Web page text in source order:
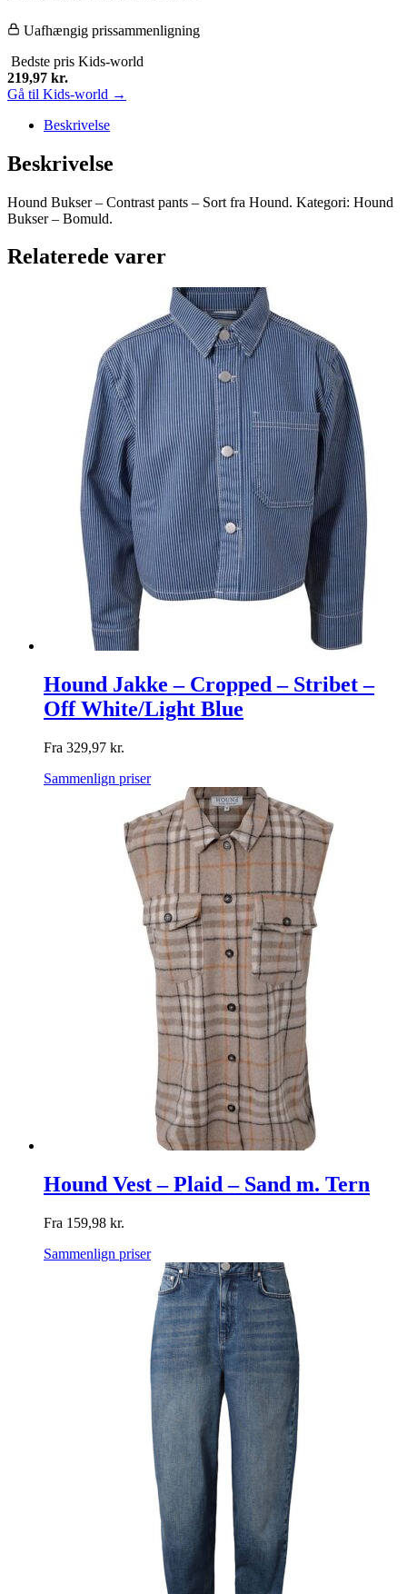
Uafhængig prissammenligning
Bedste pris Kids-world
219,97 kr.
Gå til Kids-world →
Beskrivelse
Beskrivelse
Hound Bukser – Contrast pants – Sort fra Hound. Kategori: Hound
Bukser – Bomuld.
Relaterede varer
Hound Jakke – Cropped – Stribet –
Off White/Light Blue
Fra 329,97 kr.
Sammenlign priser
Hound Vest – Plaid – Sand m. Tern
Fra 159,98 kr.
Sammenlign priser